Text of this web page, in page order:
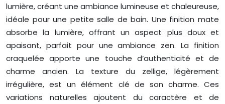
lumière, créant une ambiance lumineuse et chaleureuse,
idéale pour une petite salle de bain. Une finition mate
absorbe la lumière, offrant un aspect plus doux et
apaisant, parfait pour une ambiance zen. La finition
craquelée apporte une touche d’authenticité et de
charme ancien. La texture du zellige, légèrement
irrégulière, est un élément clé de son charme. Ces
variations naturelles ajoutent du caractère et de